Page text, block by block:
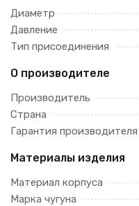
Диаметр
Давление
Тип присоединения
О производителе
Производитель
Страна
Гарантия производителя
Материалы изделия
Материал корпуса
Марка чугуна